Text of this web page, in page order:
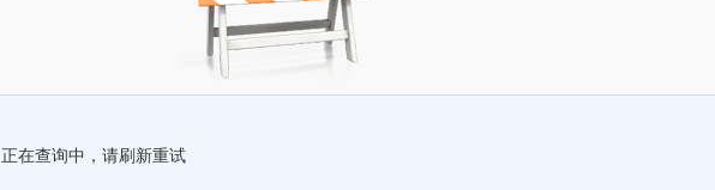
正在查询中，请刷新重试